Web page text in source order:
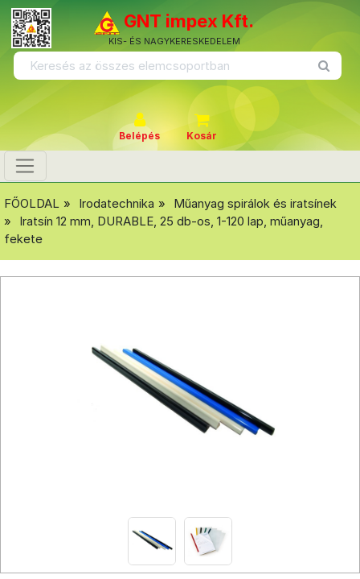
GNT impex Kft.
KIS- ÉS NAGYKERESKEDELEM
Belépés Kosár
FŐOLDAL Irodatechnika
Műanyag spirálok és iratsínek
Iratsín 12 mm, DURABLE, 25 db-os, 1-120 lap, műanyag,
fekete